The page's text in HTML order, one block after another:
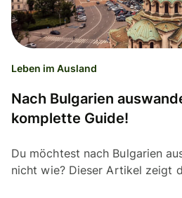
Leben im Ausland
Nach Bulgarien
komplette Guide!
Du möchtest nach Bulgarien
nicht wie? Dieser Artikel zeigt